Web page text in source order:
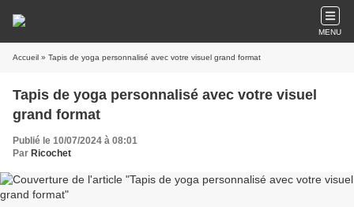
MENU
Accueil » Tapis de yoga personnalisé avec votre visuel grand format
Tapis de yoga personnalisé avec votre visuel
grand format
Publié le 10/07/2024 à 08:01
Par Ricochet